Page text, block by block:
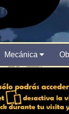
Mecánica